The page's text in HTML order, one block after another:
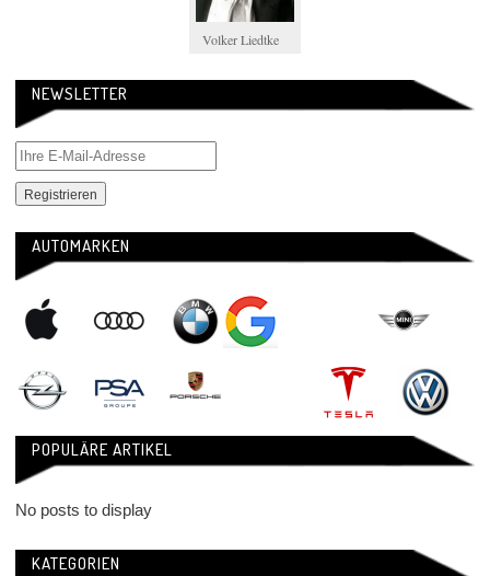
Volker Liedtke
NEWSLETTER
AUTOMARKEN
POPULÄRE ARTIKEL
No posts to display
KATEGORIEN